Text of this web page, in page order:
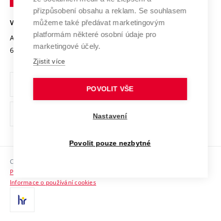
Open Science
Projekty
Projekty ze strukturálních fondů
Specifický výzkum
Univerzitní sítě
Bezpečná univerzita
Vyznamenání
Organizační struktura
Ochrana osobních údajů
odkaz)
Sociální bezpečí
HR Award
Kontakty
VYSOKÉ UČENÍ TECHNICKÉ V BRNĚ
Antonínská 548/1
602 00 Brno
www.vut.cz
vut@vutbr.cz
Copyright © 2026 VUT
Prohlášení o přístupnosti
Informace o používání cookies
přizpůsobení obsahu a reklam. Se souhlasem
můžeme také předávat marketingovým
platformám některé osobní údaje pro
marketingové účely.
Zjistit více
POVOLIT VŠE
Nastavení
Povolit pouze nezbytné